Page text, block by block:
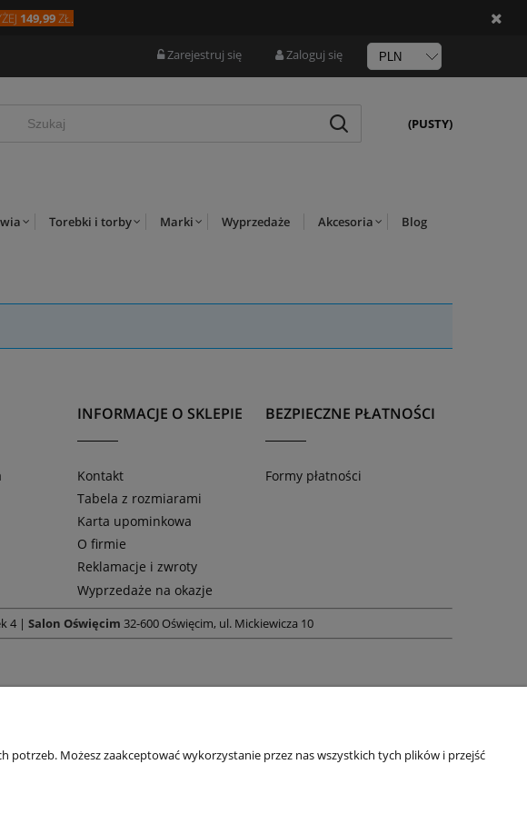
149,99ZŁ.
Zarejestruj się Zaloguj się
(PUSTY)
Torebki i torby Marki Wyprzedaże Akcesoria Blog
INFORMACJE O SKLEPIE
Kontakt
Tabela z rozmiarami
Karta upominkowa
O firmie
Reklamacje i zwroty
Wyprzedaże na okazje
BEZPIECZNE PŁATNOŚCI
Formy płatności
4 | Salon Oświęcim 32-600 Oświęcim, ul. Mickiewicza 10
Możesz zaakceptować wykorzystanie przez nas wszystkich tych plików i przejść